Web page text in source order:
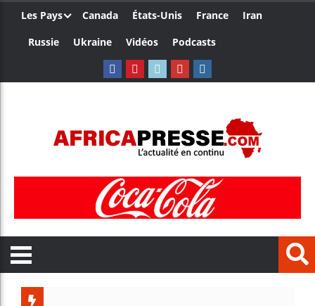
Les Pays Canada États-Unis France
Iran
Russie
Ukraine Vidéos Podcasts